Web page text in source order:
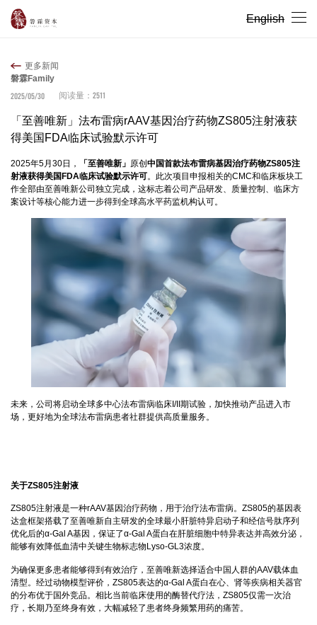
English
更多新闻
磐霖Family
2025/05/30
阅读量： 2511
「至善唯新」法布雷病rAAV基因治疗药物ZS805注射液获
得美国FDA临床试验默示许可
2025年5月30日， 「至善唯新」 原创 中国首款法布雷病基因治疗药物ZS805注
射液获得美国FDA临床试验默示许可。此次项目申报相关的CMC和临床板块工
作全部由至善唯新公司独立完成，这标志着公司产品研发、质量控制、临床方
案设计等核心能力进一步得到全球高水平药监机构认可。
未来，公司将启动全球多中心法布雷病临床I/II期试验，加快推动产品进入市
场，更好地为全球法布雷病患者社群提供高质量服务。
关于ZS805注射液
ZS805注射液是一种rAAV基因治疗药物，用于治疗法布雷病。ZS805的基因表
达盒框架搭载了至善唯新自主研发的全球最小肝脏特异启动子和经信号肽序列
优化后的α-Gal A基因，保证了α-Gal A蛋白在肝脏细胞中特异表达并高效分泌，
能够有效降低血清中关键生物标志物Lyso-GL3浓度。
为确保更多患者能够得到有效治疗，至善唯新选择适合中国人群的AAV载体血
清型。经过动物模型评价，ZS805表达的α-Gal A蛋白在心、肾等疾病相关器官
的分布优于国外竞品。相比当前临床使用的酶替代疗法，ZS805仅需一次治
疗，长期乃至终身有效，大幅减轻了患者终身频繁用药的痛苦。